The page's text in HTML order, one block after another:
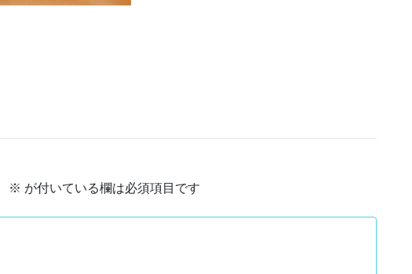
※ が付いている欄は必須項目です